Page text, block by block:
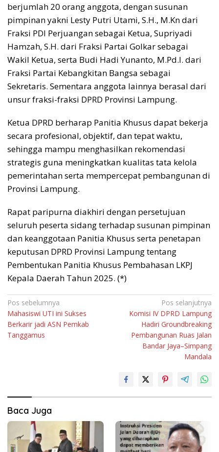
berjumlah 20 orang anggota, dengan susunan
pimpinan yakni Lesty Putri Utami, S.H., M.Kn dari
Fraksi PDI Perjuangan sebagai Ketua, Supriyadi
Hamzah, S.H. dari Fraksi Partai Golkar sebagai
Wakil Ketua, serta Budi Hadi Yunanto, M.Pd.I. dari
Fraksi Partai Kebangkitan Bangsa sebagai
Sekretaris. Sementara anggota lainnya berasal dari
unsur fraksi-fraksi DPRD Provinsi Lampung.
Ketua DPRD berharap Panitia Khusus dapat bekerja
secara profesional, objektif, dan tepat waktu,
sehingga mampu menghasilkan rekomendasi
strategis guna meningkatkan kualitas tata kelola
pemerintahan serta mempercepat pembangunan di
Provinsi Lampung.
Rapat paripurna diakhiri dengan persetujuan
seluruh peserta sidang terhadap susunan pimpinan
dan keanggotaan Panitia Khusus serta penetapan
keputusan DPRD Provinsi Lampung tentang
Pembentukan Panitia Khusus Pembahasan LKPJ
Kepala Daerah Tahun 2025. (*)
Navigasi
pos
Pos sebelumnya
Mahasiswi UTI ini Sukses
Berkarir jadi ASN Pemkab
Tanggamus
Pos selanjutnya
Komisi IV DPRD Lampung
Hadiri Groundbreaking
Pembangunan Ruas Jalan
Bandar Jaya–Simpang
Mandala
Baca Juga